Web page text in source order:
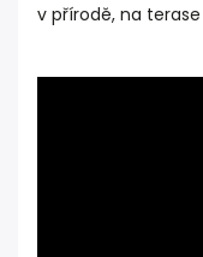
v přírodě, na